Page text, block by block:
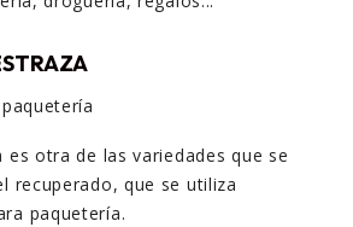
es otra de las variedades que se
recuperado, que se utiliza
paquetería.